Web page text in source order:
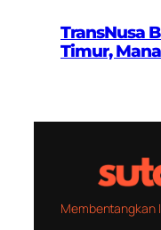
TransNusa
Timur,
Membentangkan